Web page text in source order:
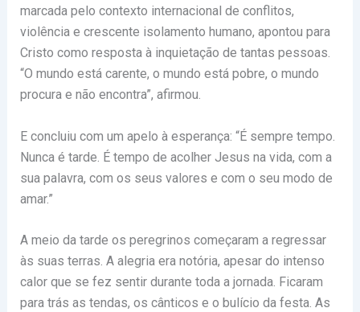
marcada pelo contexto internacional de conflitos,
violência e crescente isolamento humano, apontou para
Cristo como resposta à inquietação de tantas pessoas.
“O mundo está carente, o mundo está pobre, o mundo
procura e não encontra”, afirmou.
E concluiu com um apelo à esperança: “É sempre tempo.
Nunca é tarde. É tempo de acolher Jesus na vida, com a
sua palavra, com os seus valores e com o seu modo de
amar.”
A meio da tarde os peregrinos começaram a regressar
às suas terras. A alegria era notória, apesar do intenso
calor que se fez sentir durante toda a jornada. Ficaram
para trás as tendas, os cânticos e o bulício da festa. As